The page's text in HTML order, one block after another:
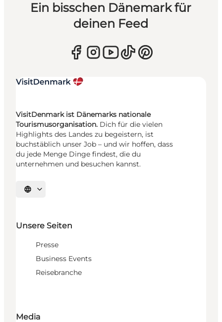
Ein bisschen Dänemark für
deinen Feed
VisitDenmark ist Dänemarks nationale
Tourismusorganisation. Dich für die vielen
Highlights des Landes zu begeistern, ist
buchstäblich unser Job – und wir hoffen, dass
du jede Menge Dinge findest, die du
unternehmen und besuchen kannst.
Sprache auswählen
Unsere Seiten
Presse
Business Events
Reisebranche
Media